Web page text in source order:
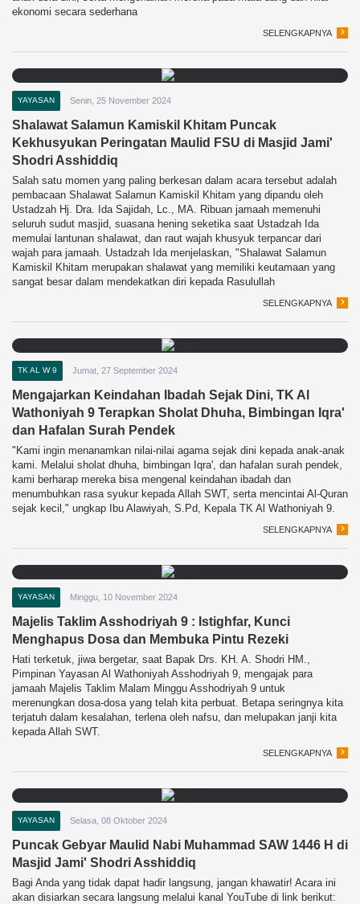
ekonomi secara sederhana
SELENGKAPNYA
YAYASAN Senin, 25 November 2024
Shalawat Salamun Kamiskil Khitam Puncak
Kekhusyukan Peringatan Maulid FSU di Masjid Jami'
Shodri Asshiddiq
Salah satu momen yang paling berkesan dalam acara tersebut adalah
pembacaan Shalawat Salamun Kamiskil Khitam yang dipandu oleh
Ustadzah Hj. Dra. Ida Sajidah, Lc., MA. Ribuan jamaah memenuhi
seluruh sudut masjid, suasana hening seketika saat Ustadzah Ida
memulai lantunan shalawat, dan raut wajah khusyuk terpancar dari
wajah para jamaah. Ustadzah Ida menjelaskan, "Shalawat Salamun
Kamiskil Khitam merupakan shalawat yang memiliki keutamaan yang
sangat besar dalam mendekatkan diri kepada Rasulullah
SELENGKAPNYA
TK AL W 9 Jumat, 27 September 2024
Mengajarkan Keindahan Ibadah Sejak Dini, TK Al
Wathoniyah 9 Terapkan Sholat Dhuha, Bimbingan Iqra'
dan Hafalan Surah Pendek
"Kami ingin menanamkan nilai-nilai agama sejak dini kepada anak-anak
kami. Melalui sholat dhuha, bimbingan Iqra', dan hafalan surah pendek,
kami berharap mereka bisa mengenal keindahan ibadah dan
menumbuhkan rasa syukur kepada Allah SWT, serta mencintai Al-Quran
sejak kecil," ungkap Ibu Alawiyah, S.Pd, Kepala TK Al Wathoniyah 9.
SELENGKAPNYA
YAYASAN Minggu, 10 November 2024
Majelis Taklim Asshodriyah 9 : Istighfar, Kunci
Menghapus Dosa dan Membuka Pintu Rezeki
Hati terketuk, jiwa bergetar, saat Bapak Drs. KH. A. Shodri HM.,
Pimpinan Yayasan Al Wathoniyah Asshodriyah 9, mengajak para
jamaah Majelis Taklim Malam Minggu Asshodriyah 9 untuk
merenungkan dosa-dosa yang telah kita perbuat. Betapa seringnya kita
terjatuh dalam kesalahan, terlena oleh nafsu, dan melupakan janji kita
kepada Allah SWT.
SELENGKAPNYA
YAYASAN Selasa, 08 Oktober 2024
Puncak Gebyar Maulid Nabi Muhammad SAW 1446 H di
Masjid Jami' Shodri Asshiddiq
Bagi Anda yang tidak dapat hadir langsung, jangan khawatir! Acara ini
akan disiarkan secara langsung melalui kanal YouTube di link berikut: